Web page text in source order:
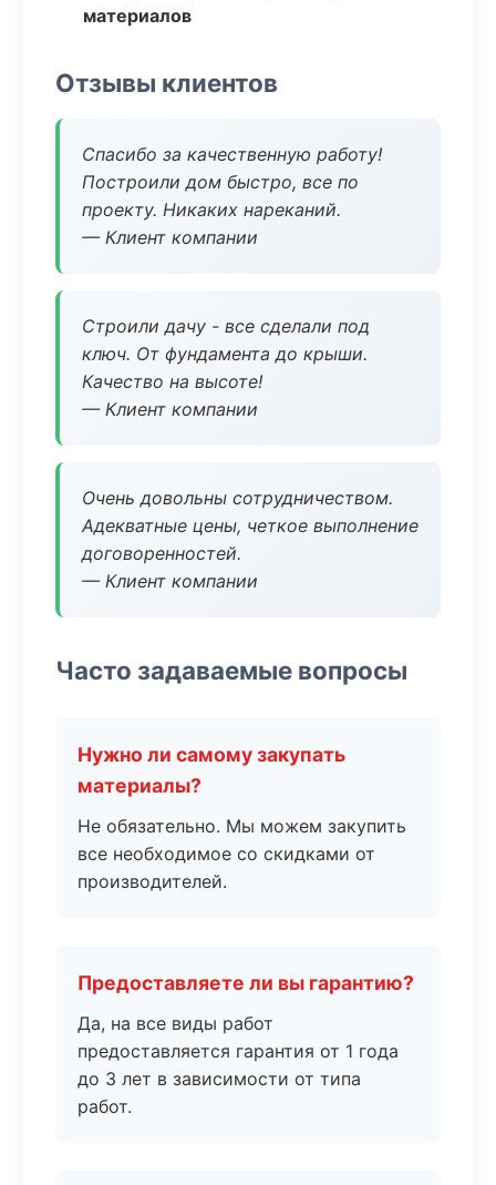
материалов
Отзывы клиентов
Спасибо за качественную работу!
Построили дом быстро, все по
проекту. Никаких нареканий.
— Клиент компании
Строили дачу - все сделали под
ключ. От фундамента до крыши.
Качество на высоте!
— Клиент компании
Очень довольны сотрудничеством.
Адекватные цены, четкое выполнение
договоренностей.
— Клиент компании
Часто задаваемые вопросы
Нужно ли самому закупать
материалы?
Не обязательно. Мы можем закупить
все необходимое со скидками от
производителей.
Предоставляете ли вы гарантию?
Да, на все виды работ
предоставляется гарантия от 1 года
до 3 лет в зависимости от типа
работ.